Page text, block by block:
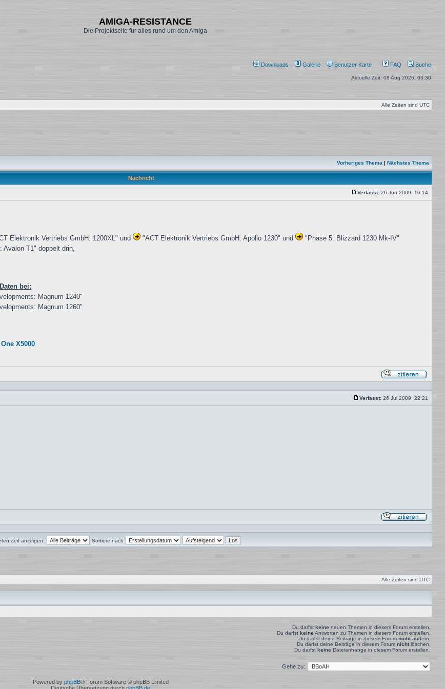
AMIGA-RESISTANCE
Die Projektseite für alles rund um den Amiga
Downloads Galerie Benutzer Karte FAQ Suche
Aktuelle Zeit: 08 Aug 2026, 03:30
Alle Zeiten sind UTC
Vorheriges Thema | Nächstes Thema
Nachricht
Verfasst: 26 Jun 2009, 16:14
Elektronik Vertriebs GmbH: 1200XL" und "ACT Elektronik Vertriebs GmbH: Apollo 1230" und
"Phase 5: Blizzard 1230 Mk-IV"
Avalon T1" doppelt drin,
bei:
Magnum 1240"
Magnum 1260"
X5000
Mit
Verfasst: 26 Jul 2009, 22:21
Mit
Zeit anzeigen:
Sortiere nach
Alle Zeiten sind UTC
Du darfst keine neuen Themen in diesem Forum erstellen.
Du darfst keine Antworten zu Themen in diesem Forum erstellen.
Du darfst deine Beiträge in diesem Forum nicht ändern.
Du darfst deine Beiträge in diesem Forum nicht löschen.
Du darfst keine Dateianhänge in diesem Forum erstellen.
Gehe zu:
Powered by phpBB® Forum Software © phpBB Limited